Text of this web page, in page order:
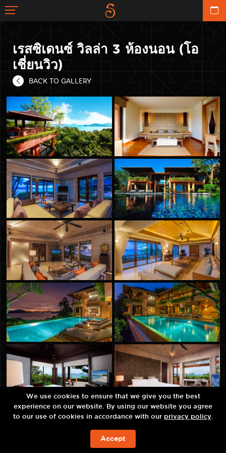
เรสซิเดนซ์ วิลล่า 3 ห้องนอน (โอ
เชี่ยนวิว)
BACK TO GALLERY
จองห้องพัก
We use cookies to ensure that we give you the best
experience on our website. By using our website you agree
to our use of cookies in accordance with our privacy policy.
Accept